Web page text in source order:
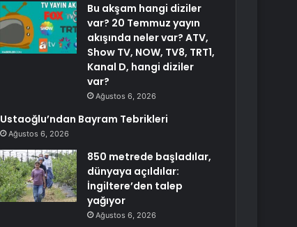
Bu akşam hangi diziler
var? 20 Temmuz yayın
akışında neler var? ATV,
Show TV, NOW, TV8, TRT1,
Kanal D, hangi diziler
var?
Ağustos 6, 2026
Ustaoğlu’ndan Bayram Tebrikleri
Ağustos 6, 2026
850 metrede başladılar,
dünyaya açıldılar:
İngiltere’den talep
yağıyor
Ağustos 6, 2026